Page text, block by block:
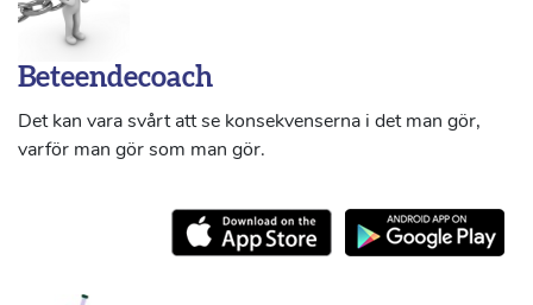
Beteendecoach
Det kan vara svårt att se konsekvenserna i det man gör,
varför man gör som man gör.